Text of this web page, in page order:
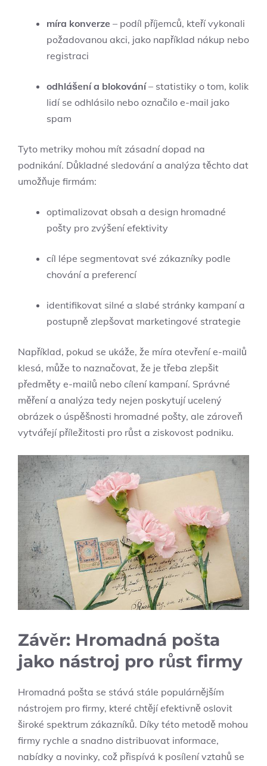
míra konverze – podíl příjemců, kteří vykonali
požadovanou akci, jako například nákup nebo
registraci
odhlášení a blokování– statistiky o tom, kolik
lidí se odhlásilo nebo označilo e-mail jako
spam
Tyto metriky mohou mít zásadní dopad na
podnikání. Důkladné sledování a analýza těchto dat
umožňuje firmám:
optimalizovat obsah a design hromadné
pošty pro zvýšení efektivity
cíl lépe segmentovat své zákazníky podle
chování a preferencí
identifikovat silné a slabé stránky kampaní a
postupně zlepšovat marketingové strategie
Například, pokud se ukáže, že míra otevření e-mailů
klesá, může to naznačovat, že je třeba zlepšit
předměty e-mailů nebo cílení kampaní. Správné
měření a analýza tedy nejen poskytují ucelený
obrázek o úspěšnosti hromadné pošty, ale zároveň
vytvářejí příležitosti pro růst a ziskovost podniku.
Závěr: Hromadná pošta
jako nástroj pro růst firmy
Hromadná pošta se stává stále populárnějším
nástrojem pro firmy, které chtějí efektivně oslovit
široké spektrum zákazníků. Díky této metodě mohou
firmy rychle a snadno distribuovat informace,
nabídky a novinky, což přispívá k posílení vztahů se